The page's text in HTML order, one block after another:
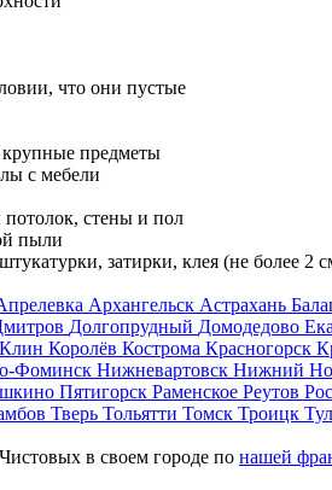
что они пустые
предметы
с мебели
стены и пол
пыли
затирки, клея (не более 2
Архангельск Астрахань
Долгопрудный Домодедово
Клин Королёв Кострома Красногорск
Фоминск Нижневартовск Нижний
Пятигорск Раменское Реутов
Тверь Тольятти Томск Троицк
в своем городе по нашей